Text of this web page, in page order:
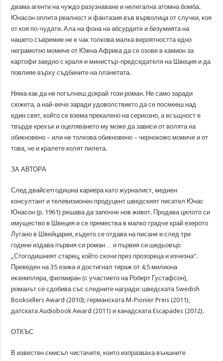
двама агенти на чуждо разузнаване и нелегална атомна бомба.
Юнасон оплита реалност и фантазия във върволица от случки, коя
от коя по-чудати. Ала на фона на абсурдите и безумията на
нашето съвремие не е чак толкова малка вероятността едно
неграмотно момиче от Южна Африка да се озове в камион за
картофи заедно с краля и министър-председателя на Швеция и да
повлияе върху съдбините на планетата.
Няма как да не погълнеш докрай този роман. Не само заради
сюжета, а най-вече заради удоволствието да се посмееш над
един свят, който се взема прекалено на сериозно, а всъщност е
твърде крехък и оцеляването му може да зависи от волята на
обикновено – или не толкова обикновено – чернокожо момиче и от
това, че и кралете колят пилета.
ЗА АВТОРА
След двайсетгодишна кариера като журналист, медиен
консултант и телевизионен продуцент шведският писател Юнас
Юнасон (р. 1961) решава да започне нов живот. Продава цялото си
имущество в Швеция и се премества в малко градче край езерото
Лугано в Швейцария, където се отдава на писане и след три
години издава първия си роман… и първия си шедьовър:
„Стогодишният старец, който скочи през прозореца и изчезна“.
Преведен на 35 езика и достигнал тираж от 4,5 милиона
екземпляра, филмиран (с участието на Роберт Густафсон),
романът се сдобива със следните награди: шведската Swedish
Booksellers Award (2010); германската M-Pionier Preis (2011),
датската Audiobook Award (2011) и канадската Escapades (2012).
ОТКЪС
В известен смисъл чистачите, които изпразваха външните